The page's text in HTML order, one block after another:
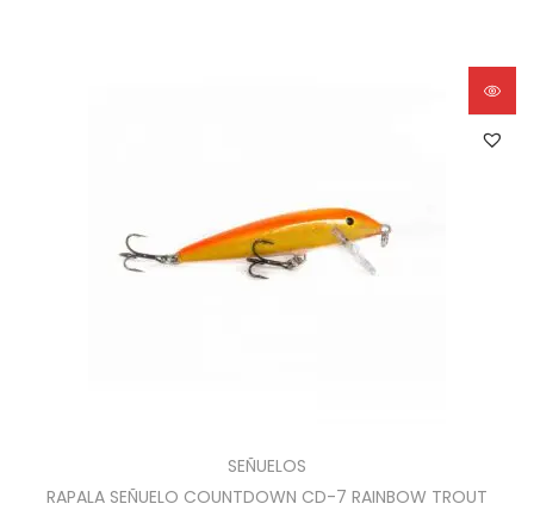
SEÑUELOS
RAPALA SEÑUELO COUNTDOWN CD-7 RAINBOW TROUT